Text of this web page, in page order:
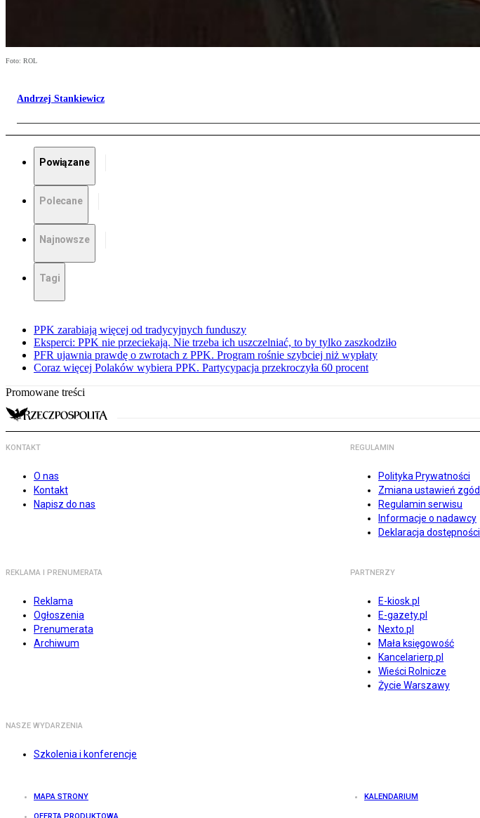
Foto: ROL
Andrzej Stankiewicz
Powiązane
Polecane
Najnowsze
Tagi
PPK zarabiają więcej od tradycyjnych funduszy
Eksperci: PPK nie przeciekają. Nie trzeba ich uszczelniać, to by tylko zaszkodziło
PFR ujawnia prawdę o zwrotach z PPK. Program rośnie szybciej niż wypłaty
Coraz więcej Polaków wybiera PPK. Partycypacja przekroczyła 60 procent
Promowane treści
KONTAKT
O nas
Kontakt
Napisz do nas
REGULAMIN
Polityka Prywatności
Zmiana ustawień zgód
Regulamin serwisu
Informacje o nadawcy
Deklaracja dostępności
REKLAMA I PRENUMERATA
Reklama
Ogłoszenia
Prenumerata
Archiwum
PARTNERZY
E-kiosk.pl
E-gazety.pl
Nexto.pl
Mała księgowość
Kancelarierp.pl
Wieści Rolnicze
Życie Warszawy
NASZE WYDARZENIA
Szkolenia i konferencje
MAPA STRONY KALENDARIUM